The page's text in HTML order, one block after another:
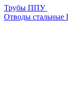
Трубы ППУ
Отводы